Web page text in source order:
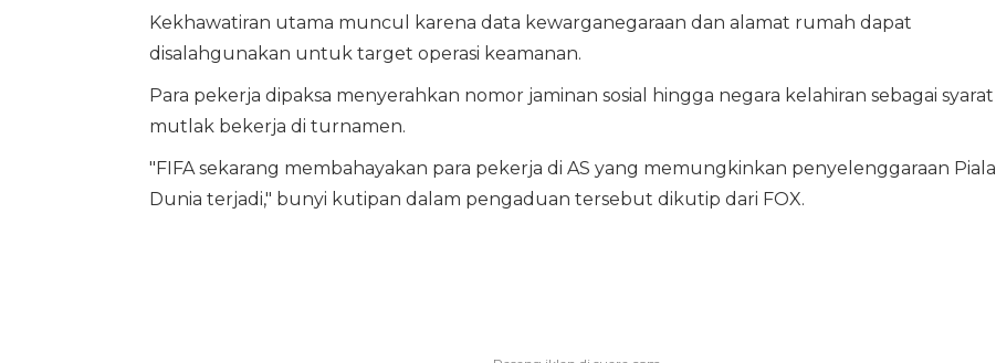
Kekhawatiran utama muncul karena data kewarganegaraan dan alamat rumah dapat
disalahgunakan untuk target operasi keamanan.
Para pekerja dipaksa menyerahkan nomor jaminan sosial hingga negara kelahiran sebagai syarat
mutlak bekerja di turnamen.
"FIFA sekarang membahayakan para pekerja di AS yang memungkinkan penyelenggaraan Piala
Dunia terjadi," bunyi kutipan dalam pengaduan tersebut dikutip dari FOX.